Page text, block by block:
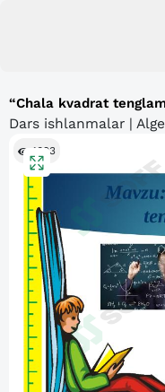
“Chala kvadrat
Dars ishlanmalar |
1093